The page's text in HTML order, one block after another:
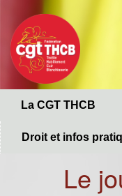
contenu
principal
La CGT THCB
Droit et infos
Le